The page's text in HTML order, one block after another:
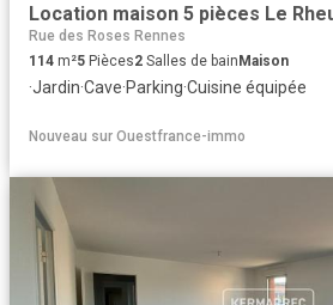
Location maison 5 pièces Le
Rue des Roses Rennes
114 m²5 Pièces2 Salles de bain Maison
·Jardin·Cave·Parking·Cuisine équipée
Nouveau sur Ouestfrance-immo